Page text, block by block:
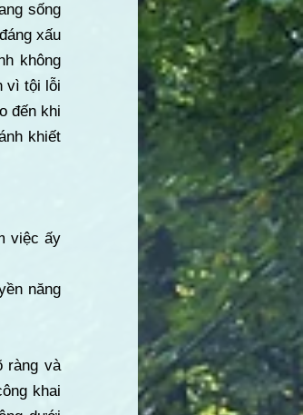
sống
xấu
không
vì tội lỗi
đến khi
khiết
việc ấy
năng
ràng và
khai